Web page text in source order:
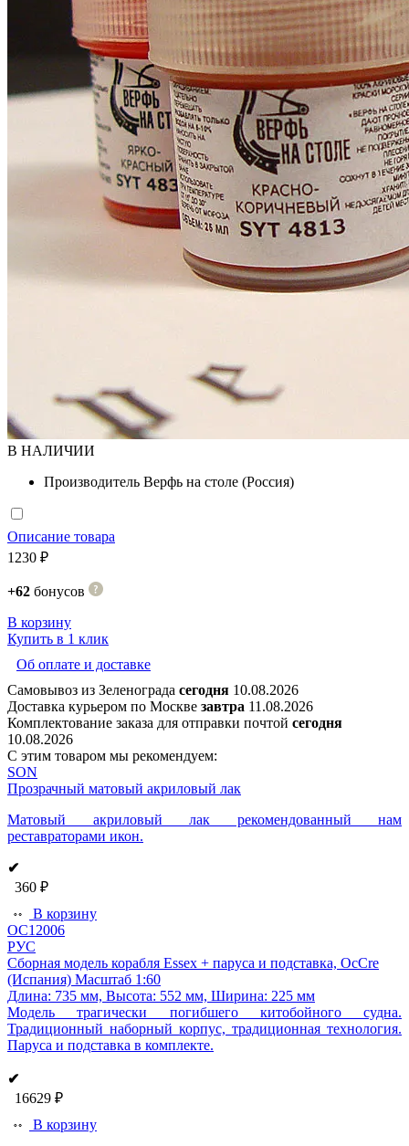
В НАЛИЧИИ
Производитель Верфь на столе (Россия)
Описание товара
1230 ₽
+62 бонусов
В корзину
Купить в 1 клик
Об оплате и доставке
Самовывоз из Зеленограда сегодня 10.08.2026
Доставка курьером по Москве завтра 11.08.2026
Комплектование заказа для отправки почтой сегодня
10.08.2026
С этим товаром мы рекомендуем:
SON
Прозрачный матовый акриловый лак
Матовый акриловый лак рекомендованный нам
реставраторами икон.
✔
360 ₽
В корзину
OC12006
РУС
Сборная модель корабля Essex + паруса и подставка, OcCre
(Испания) Масштаб 1:60
Длина: 735 мм, Высота: 552 мм, Ширина: 225 мм
Модель трагически погибшего китобойного судна.
Традиционный наборный корпус, традиционная технология.
Паруса и подставка в комплекте.
✔
16629 ₽
В корзину